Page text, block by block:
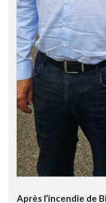
Après l’incendie de